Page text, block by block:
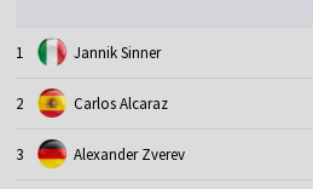
1 Jannik Sinner
2 Carlos Alcaraz
3 Alexander Zverev